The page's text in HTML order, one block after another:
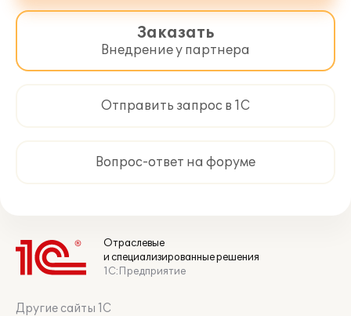
Заказать
Внедрение у партнера
Отправить запрос в 1С
Вопрос-ответ на форуме
Отраслевые
и специализированные решения
1С:Предприятие
Другие сайты 1С